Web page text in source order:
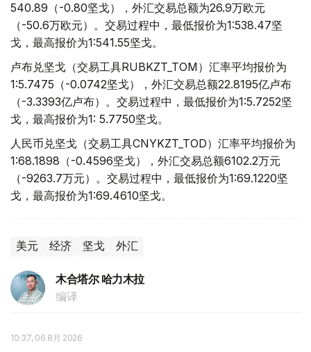
540.89（-0.80坚戈），外汇交易总额为26.9万欧元
（-50.6万欧元）。交易过程中，最低报价为1:538.47坚
戈，最高报价为1:541.55坚戈。
卢布兑坚戈（交易工具RUBKZT_TOM）汇率平均报价为
1:5.7475（-0.0742坚戈），外汇交易总额22.8195亿卢布
（-3.3393亿卢布）。交易过程中，最低报价为1:5.7252坚
戈，最高报价为1: 5.7750坚戈。
人民币兑坚戈（交易工具CNYKZT_TOD）汇率平均报价为
1:68.1898（-0.4596坚戈），外汇交易总额6102.2万元
（-9263.7万元）。交易过程中，最低报价为1:69.1220坚
戈，最高报价为1:69.4610坚戈。
美元 经济 坚戈 外汇
木合塔尔 哈力木拉
编译
10:37, 06 8月 2026